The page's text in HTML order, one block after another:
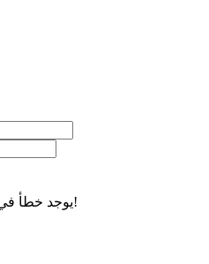
يوجد خطأ في اسم المستخدم أو كلمة المرور!